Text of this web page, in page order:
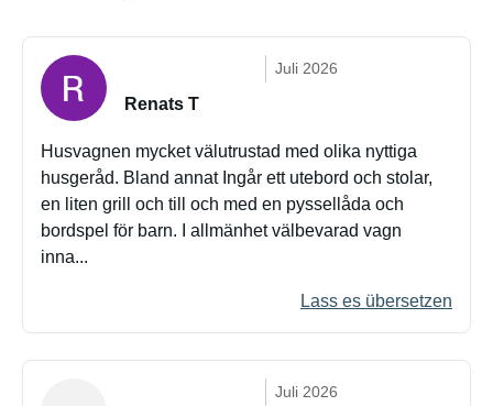
Juli 2026
Renats T
Husvagnen mycket välutrustad med olika nyttiga
husgeråd. Bland annat Ingår ett utebord och stolar,
en liten grill och till och med en pyssellåda och
bordspel för barn. I allmänhet välbevarad vagn
inna...
Lass es übersetzen
Juli 2026